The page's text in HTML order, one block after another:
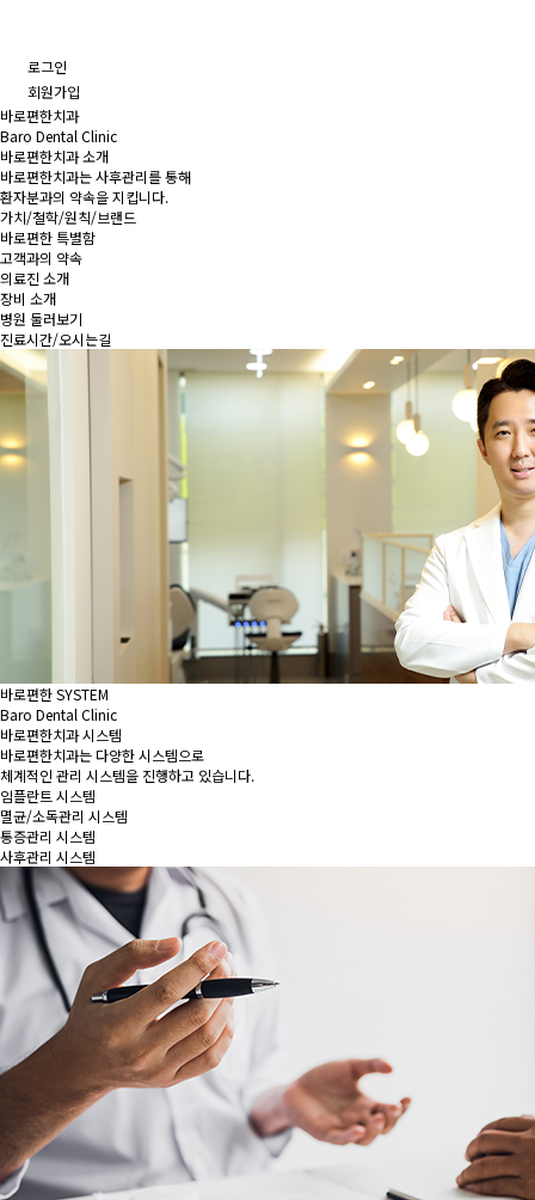
로그인
회원가입
바로편한치과
Baro Dental Clinic
바로편한치과 소개
바로편한치과는 사후관리를 통해
환자분과의 약속을 지킵니다.
가치/철학/원칙/브랜드
바로편한 특별함
고객과의 약속
의료진 소개
장비 소개
병원 둘러보기
진료시간/오시는길
바로편한 SYSTEM
Baro Dental Clinic
바로편한치과 시스템
바로편한치과는 다양한 시스템으로
체계적인 관리 시스템을 진행하고 있습니다.
임플란트 시스템
멸균/소독관리 시스템
통증관리 시스템
사후관리 시스템